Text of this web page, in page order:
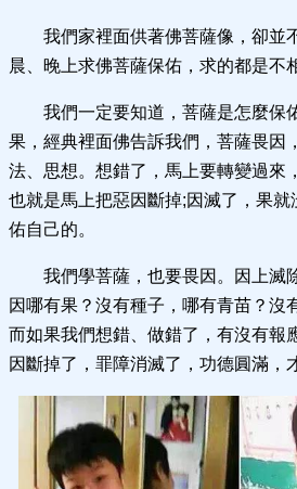
我們家裡面供著佛菩薩像，卻並
晨、晚上求佛菩薩保佑，求的都是不
我們一定要知道，菩薩是怎麼
果，經典裡面佛告訴我們，菩薩畏因
法、思想。想錯了，馬上要轉變過來
也就是馬上把惡因斷掉;因滅了，果就
佑自己的。
我們學菩薩，也要畏因。因上滅
因哪有果？沒有種子，哪有青苗？沒
而如果我們想錯、做錯了，有沒有報
因斷掉了，罪障消滅了，功德圓滿，